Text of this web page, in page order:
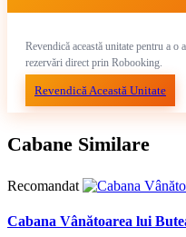
Revendică această unitate pentru a
rezervări direct prin Robooking.
Revendică Această Unitate
Cabane Similare
Recomandat
Cabana Vânătoarea lui